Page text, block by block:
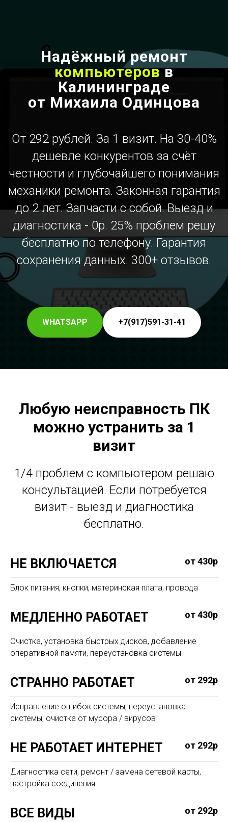
Надёжный ремонт
компьютеровв
Калининграде
от Михаила Одинцова
От 292 рублей. За 1 визит. На 30-40%
дешевле конкурентов за счёт
честности и глубочайшего понимания
механики ремонта. Законная гарантия
до 2 лет. Запчасти с собой. Выезд и
диагностика - 0р. 25% проблем решу
бесплатно по телефону. Гарантия
сохранения данных. 300+ отзывов.
WHATSAPP +7(917)591-31-41
Любую неисправность ПК
можно устранить за 1
визит
1/4 проблем с компьютером решаю
консультацией. Если потребуется
визит - выезд и диагностика
бесплатно.
НЕ ВКЛЮЧАЕТСЯ от 430р
Блок питания, кнопки, материнская плата, провода
МЕДЛЕННО РАБОТАЕТ от 430р
Очистка, установка быстрых дисков, добавление
оперативной памяти, переустановка системы
СТРАННО РАБОТАЕТ от 292р
Исправление ошибок системы, переустановка
системы, очистка от мусора / вирусов
НЕ РАБОТАЕТ ИНТЕРНЕТ от 292р
Диагностика сети, ремонт / замена сетевой карты,
настройка соединения
ВСЕ ВИДЫ
от 292р